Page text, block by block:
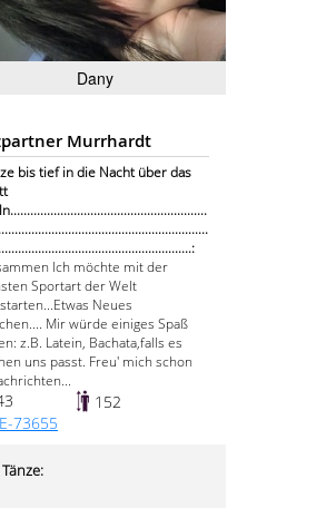
Dany
Murrhardt
bis tief in die Nacht über das
Ich möchte mit der
Sportart der Welt
Neues
Mir würde einiges Spaß
z.B. Latein, Bachata,falls es
uns passt. Freu' mich schon
152
73655